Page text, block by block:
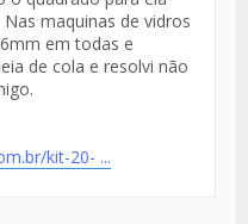
maquinas de vidros
em todas e
de cola e resolvi não
kit-20- ...